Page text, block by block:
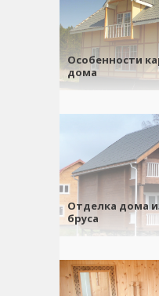
Особенности
дома
Отделка дома
бруса